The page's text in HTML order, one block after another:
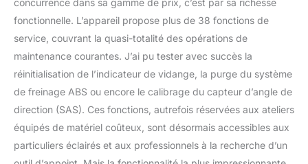
fonctions de
maintenance offrent
diverses solutions pour
toutes les réparations de
module, y compris la
réinitialisation d'huile, la
réinitialisation TPMS, le
codage d'injecteur, la
suspension,
l'appariement de
l'accélérateur, etc., ce qui
concurrence dans sa gamme de prix, c’est par sa richesse
fonctionnelle. L’appareil propose plus de 38 fonctions de
service, couvrant la quasi-totalité des opérations de
maintenance courantes. J’ai pu tester avec succès la
réinitialisation de l’indicateur de vidange, la purge du système
de freinage ABS ou encore le calibrage du capteur d’angle de
direction (SAS). Ces fonctions, autrefois réservées aux ateliers
équipés de matériel coûteux, sont désormais accessibles aux
particuliers éclairés et aux professionnels à la recherche d’un